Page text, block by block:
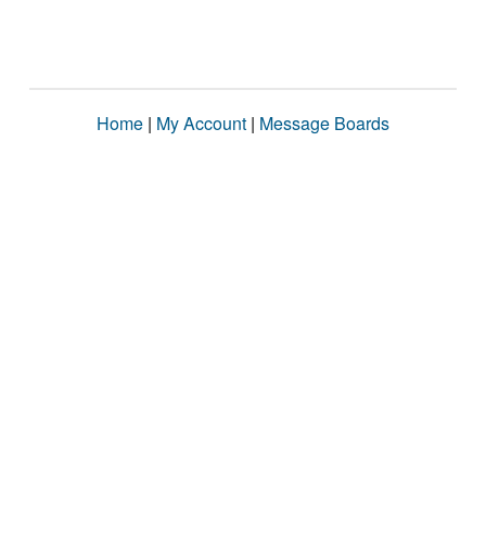
Home | My Account | Message Boards